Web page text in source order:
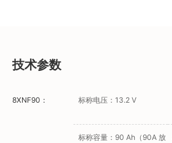
技术参数
8XNF90： 标称电压：13.2 V
标称容量：90 Ah（90A 放